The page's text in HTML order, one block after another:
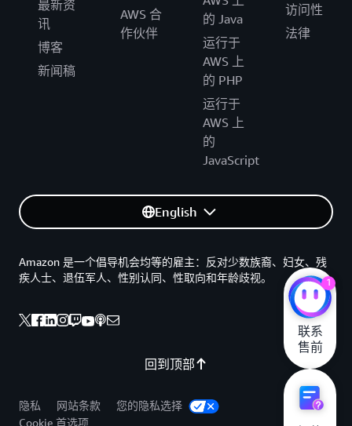
最新资
讯
博客
新闻稿
AWS 合
作伙伴
的 Java
运行于
AWS 上
的 PHP
运行于
AWS 上
的
JavaScript
访问性
法律
English
回到顶部
Amazon 是一个倡导机会均等的雇主：反对少数族裔、妇女、残
疾人士、退伍军人、性别认同、性取向和年龄歧视。
隐私 网站条款
您的隐私选择
Cookie 首选项
1
联系
售前